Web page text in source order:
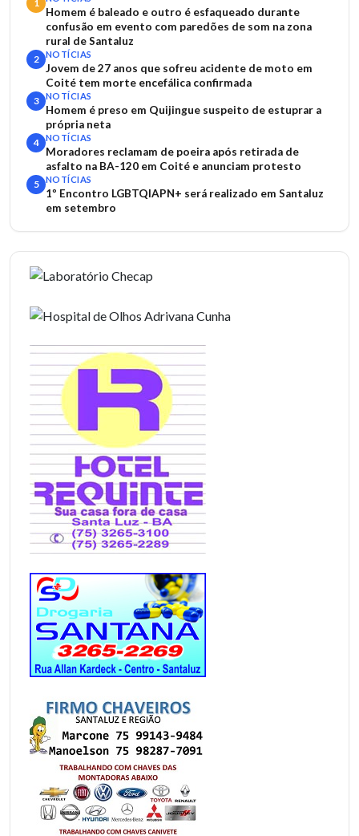
1
Homem é baleado e outro é esfaqueado durante
confusão em evento com paredões de som na zona
rural de Santaluz
2 NOTÍCIAS
Jovem de 27 anos que sofreu acidente de moto em
Coité tem morte encefálica confirmada
3 NOTÍCIAS
Homem é preso em Quijingue suspeito de estuprar a
própria neta
4 NOTÍCIAS
Moradores reclamam de poeira após retirada de
asfalto na BA-120 em Coité e anunciam protesto
5 NOTÍCIAS
1º Encontro LGBTQIAPN+ será realizado em Santaluz
em setembro